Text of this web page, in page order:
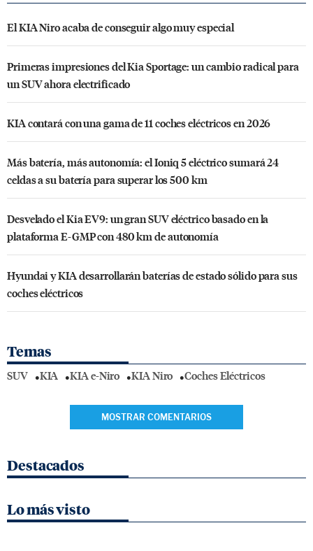
El KIA Niro acaba de conseguir algo muy especial
Primeras impresiones del Kia Sportage: un cambio radical para
un SUV ahora electrificado
KIA contará con una gama de 11 coches eléctricos en 2026
Más batería, más autonomía: el Ioniq 5 eléctrico sumará 24
celdas a su batería para superar los 500 km
Desvelado el Kia EV9: un gran SUV eléctrico basado en la
plataforma E-GMP con 480 km de autonomía
Hyundai y KIA desarrollarán baterías de estado sólido para sus
coches eléctricos
Temas
SUV KIA KIA e-Niro KIA Niro Coches Eléctricos
MOSTRAR COMENTARIOS
Destacados
Lo más visto